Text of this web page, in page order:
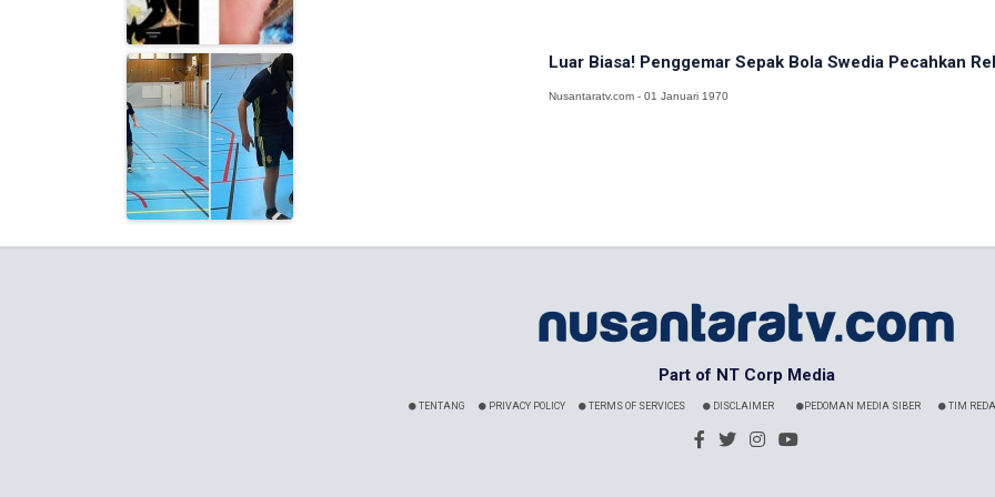
Luar Biasa! Penggemar Sepak Bola Swedia Pecahkan
Nusantaratv.com - 01 Januari 1970
Part of NT Corp Media
TENTANG PRIVACY POLICY TERMS OF SERVICES DISCLAIMER PEDOMAN MEDIA SIBER TIM